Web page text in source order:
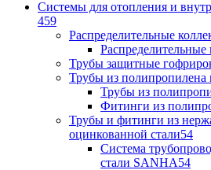
Системы для отопления и
459
Распределительные
Распределительные
Трубы защитные
Трубы из полипропилена
Трубы из
Фитинги из
Трубы и фитинги из
оцинкованной стали54
Система
стали SANHA54